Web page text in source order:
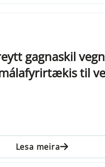
gagnaskil
til
Lesa meira